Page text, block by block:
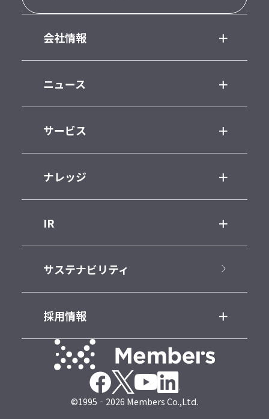
会社情報
ニュース
サービス
ナレッジ
IR
サステナビリティ
採用情報
©1995‐2026 Members Co.,Ltd.